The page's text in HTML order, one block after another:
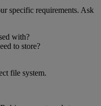
specific requirements. Ask
with?
to store?
file system.